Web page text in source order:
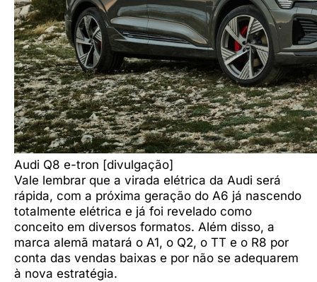
Audi Q8 e-tron [divulgação]
Vale lembrar que a virada elétrica da Audi será
rápida, com a próxima geração do A6 já nascendo
totalmente elétrica e já foi revelado como
conceito em diversos formatos. Além disso, a
marca alemã matará o A1, o Q2, o TT e o R8 por
conta das vendas baixas e por não se adequarem
à nova estratégia.